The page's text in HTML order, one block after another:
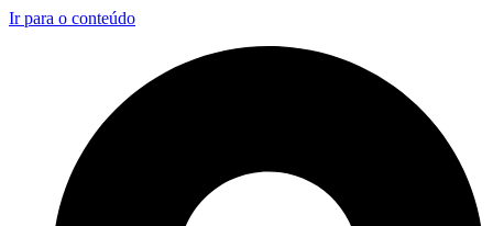
Ir para o conteúdo